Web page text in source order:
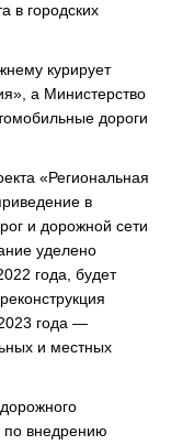
в городских
курирует
а Министерство
дороги
«Региональная
в
и дорожной сети
уделено
года, будет
года —
и местных
по внедрению